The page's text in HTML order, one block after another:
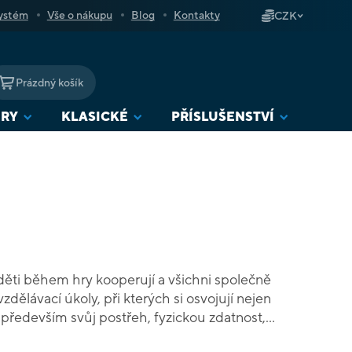
Vše o nákupu Blog Kontakty CZK
NÁKUPNÍ
KOŠÍK
Prázdný košík
KLASICKÉ PŘÍSLUŠENSTVÍ
během hry kooperují a všichni společně
úkoly, při kterých si osvojují nejen
svůj postřeh, fyzickou zdatnost,